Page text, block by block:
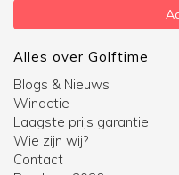
Alles over Golftime
Blogs & Nieuws
Winactie
Laagste prijs garantie
Wie zijn wij?
Contact